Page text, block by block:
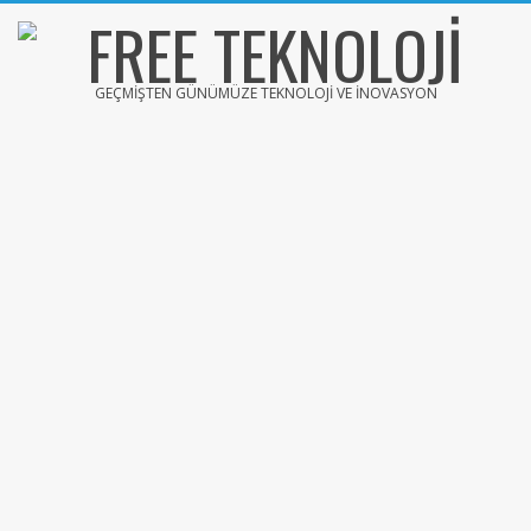
Skip
FREEGEÇMIŞTEN GÜNÜMÜZE TEKNOLOJI VE İNOVASYON